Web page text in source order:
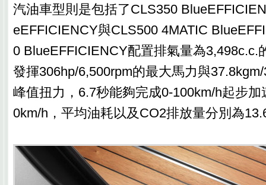
汽油車型則是包括了CLS350
eEFFICIENCY與CLS500 4MATIC
0 BlueEFFICIENCY配置排氣量為3,498c.c.
發揮306hp/6,500rpm的最大馬力與
峰值扭力，6.7秒能夠完成0-100km/h起步
0km/h，平均油耗以及CO2排放量分別為